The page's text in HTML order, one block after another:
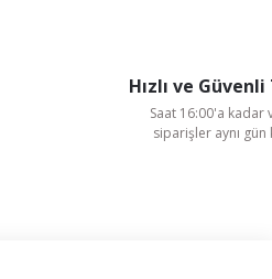
Hızlı ve
Saat 16:00'a kadar
siparişler aynı